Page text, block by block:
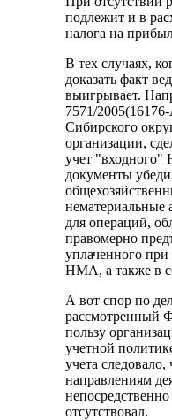
подлежит и в
налога на
В тех случаях,
доказать факт
выигрывает.
7571/
Сибирского
организации,
учет "входного"
документы
нематериальные
для операций,
правомерно
уплаченного
НМА, а также в
А вот спор по
рассмотренный
пользу
учетной
учета следовало,
направлениям
отсутствовал.